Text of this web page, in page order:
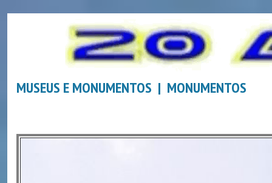
MUSEUS E MONUMENTOS | MONUMENTOS